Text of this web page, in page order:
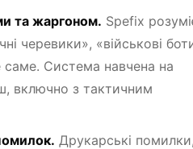
та жаргоном. Spefix
черевики», «військові
Система навчена на
включно з тактичним
Друкарські